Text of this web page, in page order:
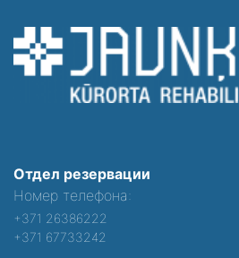
Отдел резервации
Номер телефона:
+371 26386222
+371 67733242